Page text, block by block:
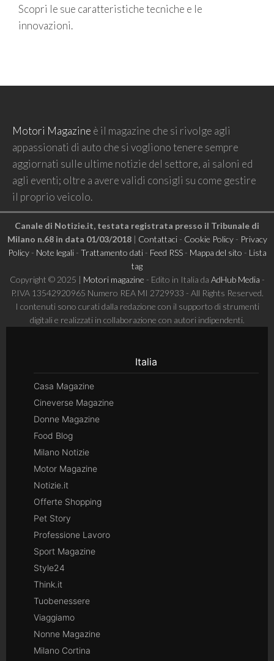
Scopri le sue caratteristiche tecniche e le
innovazioni.
Motori Magazine è il magazine che si rivolge agli
appassionati di auto che si vogliono tenere sempre
aggiornati sulle ultime notizie del settore, ai saloni ed
agli eventi; oltre a avere validi consigli su come gestire
il proprio veicolo.
Canale di Notizie.it, testata registrata presso il Tribunale di
Milano n.68 in data 01/03/2018| Contattaci- Cookie Policy- Privacy
Policy- Note legali- Trattamento dati- Feed RSS- Mappa del sito - Lista
tag
Copyright © 2025 | Motori magazine - Edito in Italia da AdHub Media -
P.IVA 13542920965 Numero REA MI 2729933 - All Rights Reserved.
I contenuti sono curati dalla redazione con il supporto di strumenti
digitali e realizzati in collaborazione con autori indipendenti.
Italia
Casa Magazine
Cineverse Magazine
Donne Magazine
Food Blog
Milano Notizie
Motor Magazine
Notizie.it
Offerte Shopping
Pet Story
Professione Lavoro
Sport Magazine
Style24
Think.it
Tuobenessere
Viaggiamo
Nonne Magazine
Milano Cortina